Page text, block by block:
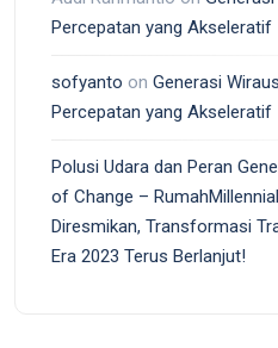
Percepatan yang Akseleratif
sofyanto on Generasi
Percepatan yang Akseleratif
Polusi Udara dan Peran
of Change –
Diresmikan, Transformasi
Era 2023 Terus Berlanjut!